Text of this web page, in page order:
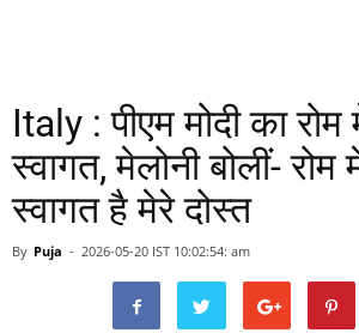
Italy : पीएम मोदी का रोम
स्वागत, मेलोनी बोलीं-
स्वागत है मेरे दोस्त
By Puja - 2026-05-20 IST 10:02:54: am